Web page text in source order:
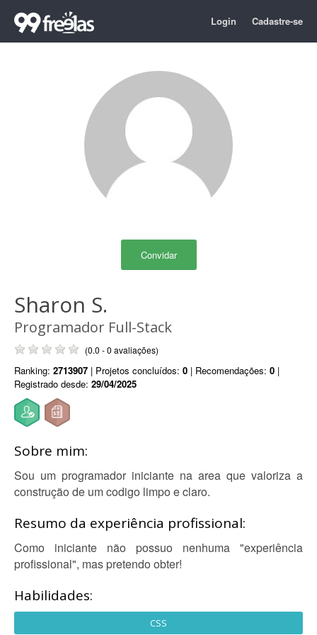
Login Cadastre-se
Convidar
Sharon S.
Programador Full-Stack
(0.0 - 0 avaliações)
Ranking: 2713907 | Projetos concluídos: 0 | Recomendações: 0 |
Registrado desde: 29/04/2025
Sobre mim:
Sou um programador iniciante na area que valoriza a
construção de um codigo limpo e claro.
Resumo da experiência profissional:
Como iniciante não possuo nenhuma "experiência
profissional", mas pretendo obter!
Habilidades:
CSS